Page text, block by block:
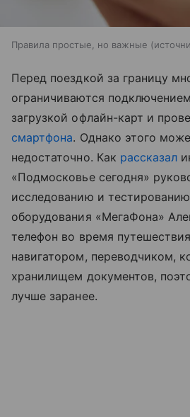
Правила простые, но важные
Перед поездкой за границу
ограничиваются
загрузкой офлайн-карт и
смартфона. Однако этого
недостаточно. Как рассказал
«Подмосковье сегодня»
исследованию и
оборудования «МегаФона»
телефон во время
навигатором, переводчиком,
хранилищем документов,
лучше заранее.